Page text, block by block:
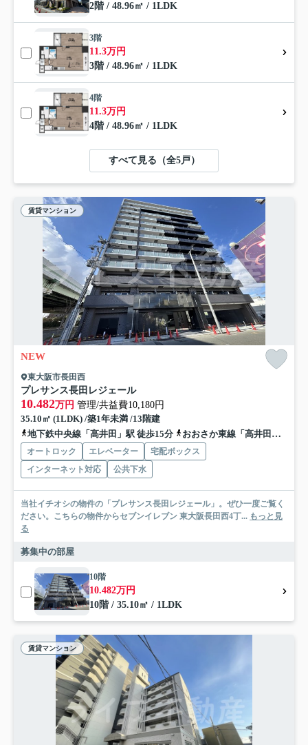
2階 / 48.96㎡ / 1LDK
3階
11.3万円
3階 / 48.96㎡ / 1LDK
4階
11.3万円
4階 / 48.96㎡ / 1LDK
すべて見る（全5戸）
賃貸マンション
NEW
東大阪市長田西
プレサンス長田レジェール
10.482万円 管理/共益費10,180円
35.10㎡ (1LDK) /築1年未満 /13階建
地下鉄中央線「高井田」駅 徒歩15分
おおさか東線「高井田中央」駅 徒歩17分
オートロック エレベーター
宅配ボックス
インターネット対応
公共下水
当社イチオシの物件の「プレサンス長田レジェール」。ぜひ一度ご覧く
ださい。こちらの物件からセブンイレブン 東大阪長田西4丁... もっと見
る
募集中の部屋
10階
10.482万円
10階 / 35.10㎡ / 1LDK
賃貸マンション